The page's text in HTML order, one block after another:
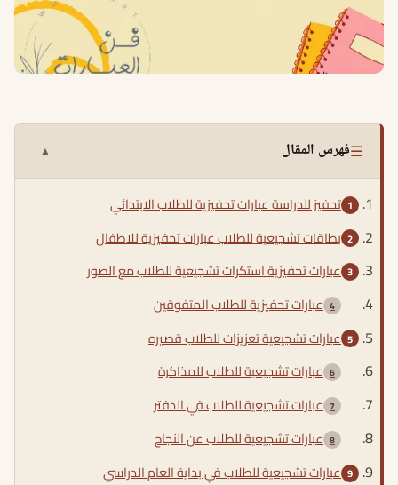
☰فهرس المقال ▲
تحفيز للدراسة عبارات تحفيزية للطلاب الابتدائي
بطاقات تشجيعية للطلاب عبارات تحفيزية للاطفال
عبارات تحفيزية استكرات تشجيعية للطلاب مع الصور
عبارات تحفيزية للطلاب المتفوقين
عبارات تشجيعية تعزيزات للطلاب قصيره
عبارات تشجيعية للطلاب للمذاكرة
عبارات تشجيعية للطلاب في الدفتر
عبارات تشجيعية للطلاب عن النجاح
عبارات تشجيعية للطلاب في بداية العام الدراسي